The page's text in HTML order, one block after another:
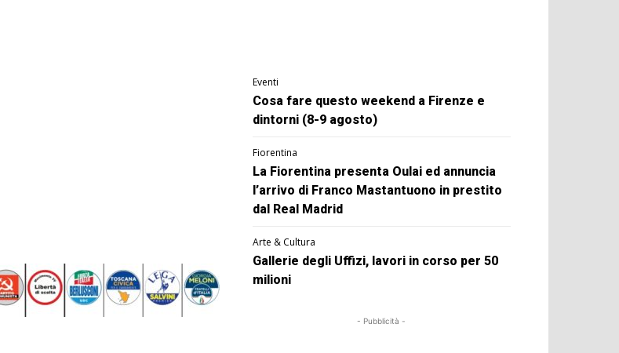
Eventi
Cosa fare questo weekend a Firenze e
dintorni (8-9 agosto)
Fiorentina
La Fiorentina presenta Oulai ed annuncia
l’arrivo di Franco Mastantuono in prestito
dal Real Madrid
Arte & Cultura
Gallerie degli Uffizi, lavori in corso per 50
milioni
- Pubblicità -